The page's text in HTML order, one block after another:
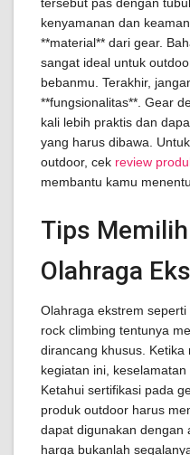
kenyamanan dan
**material** dari gear.
sangat ideal untuk
bebanmu. Terakhir,
**fungsionalitas**. Gear
kali lebih praktis dan
yang harus dibawa.
outdoor, cek review
membantu kamu
Tips
Olahraga
Olahraga ekstrem
rock climbing tentunya
dirancang khusus.
kegiatan ini,
Ketahui sertifikasi pada
produk outdoor harus
dapat digunakan dengan
harga bukanlah